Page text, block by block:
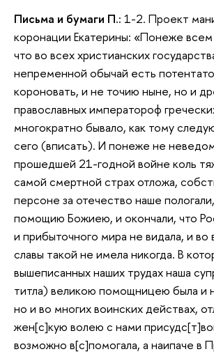
Письма и бумаги П.: 1-2. Проект
коронации Екатерины: «Понеже
что во всех христианских
непременной обычай есть
короновать, и не точию ныне, но и
православных императороф
многократно бывало, как тому
сего (вписать). И понеже не
прошедшей 21-годной войне коль
самой смертной страх отложа,
персоне за отечество наше
помощию Божиею, и окончали, что
и прибыточного мира не видала, и во
славы такой не имела никогда. В
вышеписанных наших трудах наша
титла) великою помощницею была и
но и во многих воинских действах,
жен[с]кую волею с нами
возможно в[с]помогала, а наипаче в